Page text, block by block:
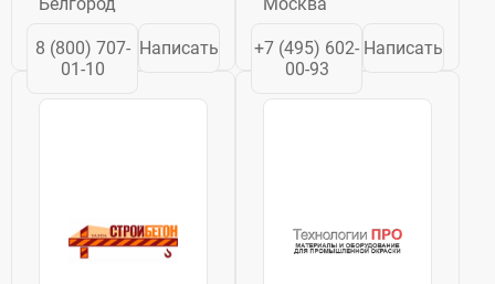
Fubag,
Abac (среднего,
высокго и
давления);
сварочное
оборудование...
8 (800) 707-
01-10
Написать
применения. В
годы Великой
войны завод
+7 (495) 602-
00-93
Написать